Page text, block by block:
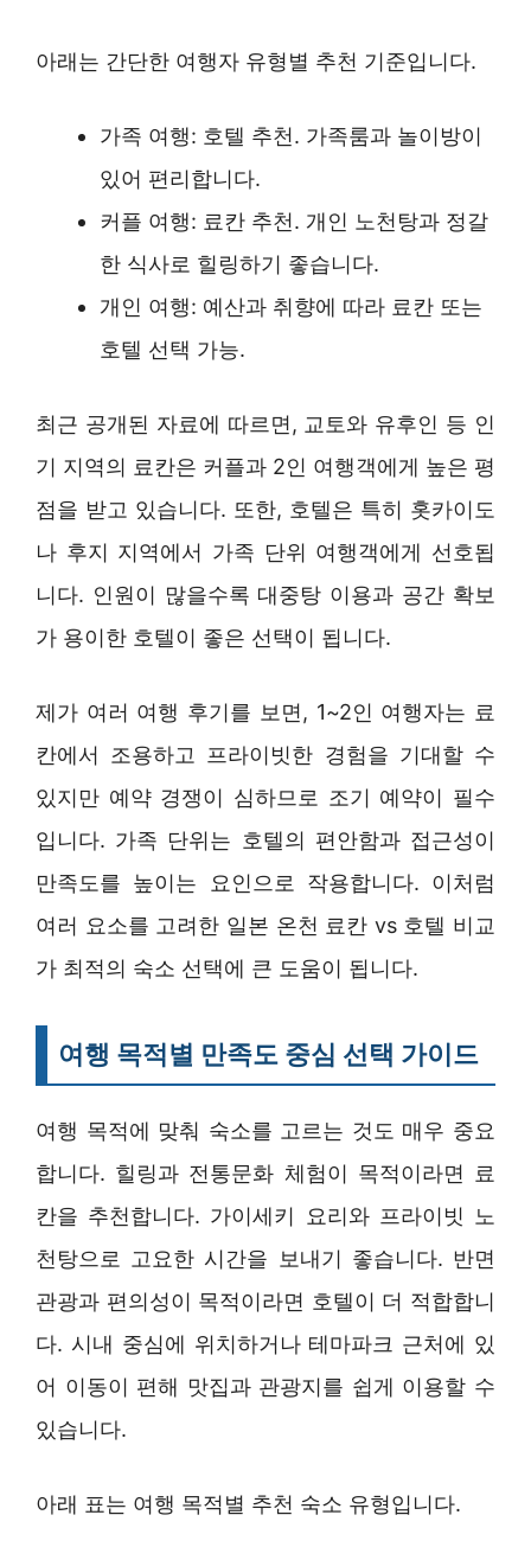
아래는 간단한 여행자 유형별 추천 기준입니다.
가족 여행: 호텔 추천. 가족룸과 놀이방이
있어 편리합니다.
커플 여행: 료칸 추천. 개인 노천탕과 정갈
한 식사로 힐링하기 좋습니다.
개인 여행: 예산과 취향에 따라 료칸 또는
호텔 선택 가능.
최근 공개된 자료에 따르면, 교토와 유후인 등 인
기 지역의 료칸은 커플과 2인 여행객에게 높은 평
점을 받고 있습니다. 또한, 호텔은 특히 홋카이도
나 후지 지역에서 가족 단위 여행객에게 선호됩
니다. 인원이 많을수록 대중탕 이용과 공간 확보
가 용이한 호텔이 좋은 선택이 됩니다.
제가 여러 여행 후기를 보면, 1~2인 여행자는 료
칸에서 조용하고 프라이빗한 경험을 기대할 수
있지만 예약 경쟁이 심하므로 조기 예약이 필수
입니다. 가족 단위는 호텔의 편안함과 접근성이
만족도를 높이는 요인으로 작용합니다. 이처럼
여러 요소를 고려한 일본 온천 료칸 vs 호텔 비교
가 최적의 숙소 선택에 큰 도움이 됩니다.
여행 목적별 만족도 중심 선택 가이드
여행 목적에 맞춰 숙소를 고르는 것도 매우 중요
합니다. 힐링과 전통문화 체험이 목적이라면 료
칸을 추천합니다. 가이세키 요리와 프라이빗 노
천탕으로 고요한 시간을 보내기 좋습니다. 반면
관광과 편의성이 목적이라면 호텔이 더 적합합니
다. 시내 중심에 위치하거나 테마파크 근처에 있
어 이동이 편해 맛집과 관광지를 쉽게 이용할 수
있습니다.
아래 표는 여행 목적별 추천 숙소 유형입니다.